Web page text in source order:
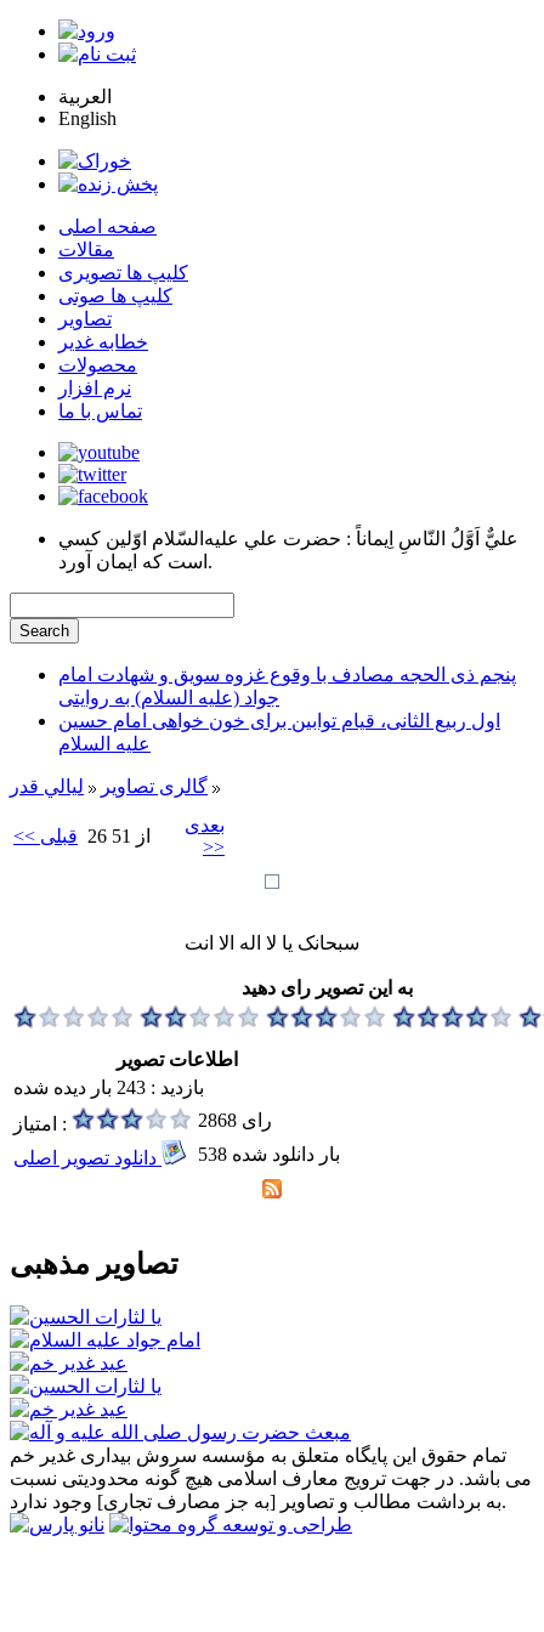
العربية
English
صفحه اصلی
مقالات
کلیپ ها تصویری
کلیپ ها صوتی
تصاویر
خطابه غدیر
محصولات
نرم افزار
تماس با ما
عليٌّ اَوَّلُ النّاسِ اِيماناً : حضرت علي عليه‌السّلام اوّلين كسي
است كه ايمان آورد.
پنجم ذی الحجه مصادف با وقوع غزوه سویق و شهادت امام
جواد (علیه السلام) به روایتی
اول ربیع الثانی، قیام توابین برای خون خواهی امام حسین
علیه السلام
گالری تصاویر ليالي قدر
<< قبلی 26 از 51
بعدی
>>
سبحانک یا لا اله الا انت
به این تصویر رای دهید
اطلاعات تصویر
بازدید : 243 بار دیده شده
امتیاز :
2868 رای
538 بار دانلود شده
تصاویر مذهبی
تمام حقوق این پایگاه متعلق به مؤسسه سروش بیداری غدیر خم
می باشد. در جهت ترویج معارف اسلامی هیچ گونه محدودیتی نسبت
به برداشت مطالب و تصاویر [به جز مصارف تجاری] وجود ندارد.